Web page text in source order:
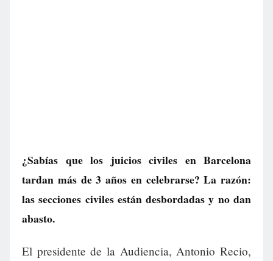
¿Sabías que los juicios civiles en Barcelona
tardan más de 3 años en celebrarse? La razón:
las secciones civiles están desbordadas y no dan
abasto.
El presidente de la Audiencia, Antonio Recio,